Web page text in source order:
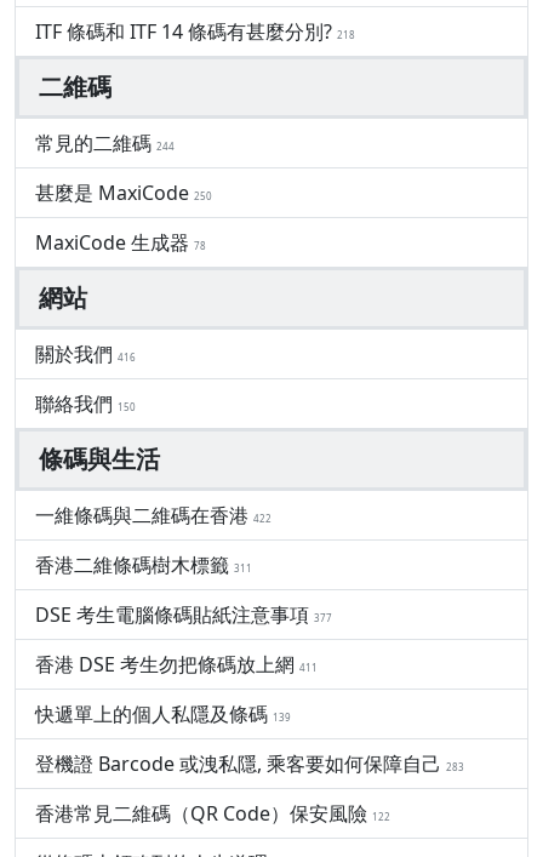
ITF 條碼和 ITF 14 條碼有甚麼分別? 218
二維碼
常見的二維碼 244
甚麼是 MaxiCode 250
MaxiCode 生成器 78
網站
關於我們 416
聯絡我們 150
條碼與生活
一維條碼與二維碼在香港 422
香港二維條碼樹木標籤 311
DSE 考生電腦條碼貼紙注意事項 377
香港 DSE 考生勿把條碼放上網 411
快遞單上的個人私隱及條碼 139
登機證 Barcode 或洩私隱, 乘客要如何保障自己 283
香港常見二維碼（QR Code）保安風險 122